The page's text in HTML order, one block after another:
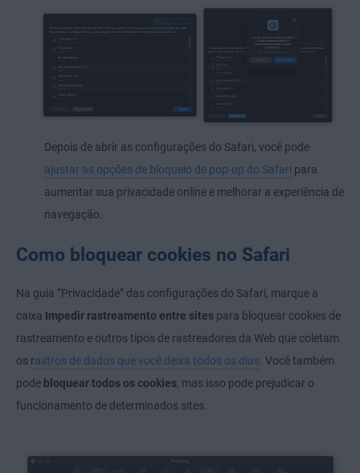
Depois de abrir as configurações do Safari, você pode
ajustar as opções de bloqueio de pop-up do Safari para
aumentar sua privacidade online e melhorar a experiência de
navegação.
Como bloquear cookies no Safari
Na guia “Privacidade” das configurações do Safari, marque a
caixa Impedir rastreamento entre sites para bloquear cookies de
rastreamento e outros tipos de rastreadores da Web que coletam
os rastros de dados que você deixa todos os dias . Você também
pode bloquear todos os cookies , mas isso pode prejudicar o
funcionamento de determinados sites.